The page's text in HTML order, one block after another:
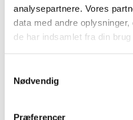
analysepartnere. Vores
data med andre
de har indsamlet fra din
Nødvendig
Præferencer